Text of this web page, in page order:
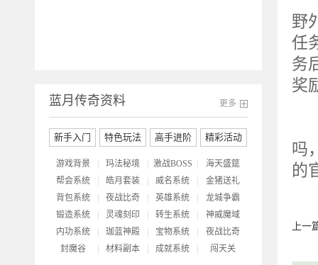
野
任
务
奖
吗
的
上一
更多
蓝月传奇资料
新手入门 特色玩法 高手进阶 精彩活动
游戏背景 玛法秘境 激战BOSS
海天盛筵
帮会系统 皓月套装 威名系统
金猪送礼
背包系统 夜战比奇 英雄系统
龙城争霸
锻造系统 灵魂刻印 转生系统
神威魔域
内功系统 珈蓝神殿 宝物系统
夜战比奇
封魔谷 材料副本 成就系统 闯天关